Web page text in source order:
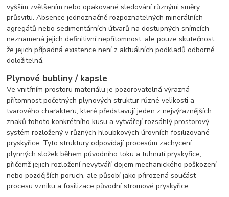
vyšším zvětšením nebo opakované sledování různými směry
průsvitu. Absence jednoznačně rozpoznatelných minerálních
agregátů nebo sedimentárních útvarů na dostupných snímcích
neznamená jejich definitivní nepřítomnost, ale pouze skutečnost,
že jejich případná existence není z aktuálních podkladů odborně
doložitelná.
Plynové bubliny / kapsle
Ve vnitřním prostoru materiálu je pozorovatelná výrazná
přítomnost početných plynových struktur různé velikosti a
tvarového charakteru, které představují jeden z nejvýraznějších
znaků tohoto konkrétního kusu a vytvářejí rozsáhlý prostorový
systém rozložený v různých hloubkových úrovních fosilizované
pryskyřice. Tyto struktury odpovídají procesům zachycení
plynných složek během původního toku a tuhnutí pryskyřice,
přičemž jejich rozložení nevytváří dojem mechanického poškození
nebo pozdějších poruch, ale působí jako přirozená součást
procesu vzniku a fosilizace původní stromové pryskyřice.